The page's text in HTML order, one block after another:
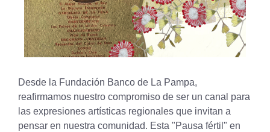
Desde la Fundación Banco de La Pampa,
reafirmamos nuestro compromiso de ser un canal para
las expresiones artísticas regionales que invitan a
pensar en nuestra comunidad. Esta "Pausa fértil" en